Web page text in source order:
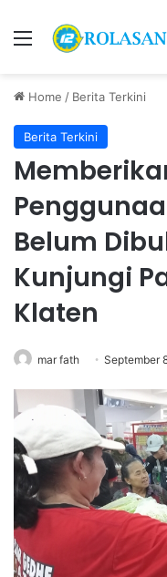
Menu
Home / Berita Terkini
Berita Terkini
Belum
Kunjungi
Klaten
mar fath September